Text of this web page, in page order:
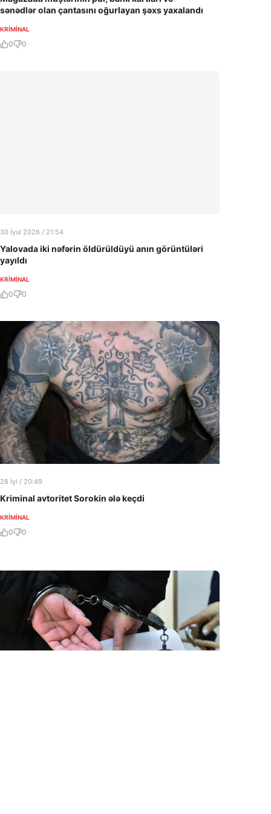
sənədlər olan çantasını oğurlayan şəxs yaxalandı
KRIMINAL
0 0
30 İyul 2026 / 21:54
Yalovada iki nəfərin öldürüldüyü anın görüntüləri
yayıldı
KRIMINAL
0 0
28 İyl / 20:49
Kriminal avtoritet Sorokin ələ keçdi
KRIMINAL
0 0